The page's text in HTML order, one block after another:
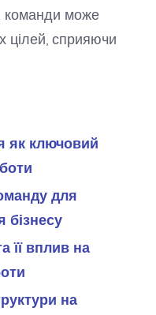
команди може
цілей, сприяючи
як ключовий
для
бізнесу
її вплив на
на